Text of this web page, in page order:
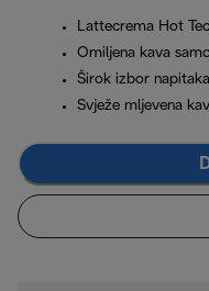
Lattecrema Hot
Omiljena kava
Širok izbor napitaka
Svježe mljevena